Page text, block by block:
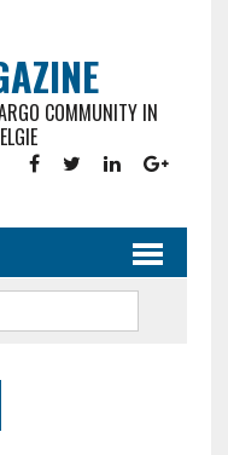
COMMUNITY IN